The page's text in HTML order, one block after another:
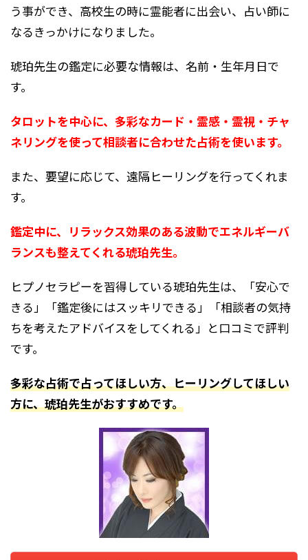
う事ができ、高校生の時に霊能者に出会い、占い師に
なるきっかけになりました。
琥珀先生の鑑定に必要な情報は、名前・生年月日で
す。
タロットを中心に、多彩なカード・霊感・霊視・チャ
ネリングを使って相談者に合わせた占術を使います。
また、要望に応じて、遠隔ヒーリングを行ってくれま
す。
鑑定中に、リラックス効果のある波動でエネルギーバ
ランスも整えてくれる琥珀先生。
ヒプノセラピーを習得している琥珀先生は、「安心で
きる」「鑑定後にはスッキリできる」「相談者の気持
ちを考えたアドバイスをしてくれる」と口コミで評判
です。
多彩な占術で占ってほしい方、ヒーリングしてほしい
方に、琥珀先生がおすすめです。